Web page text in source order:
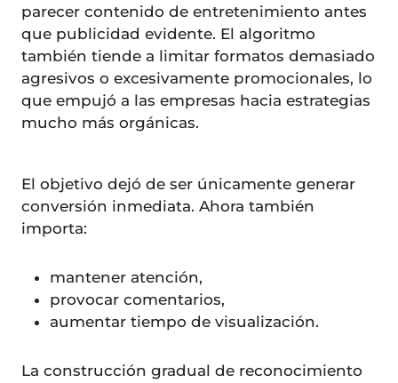
parecer contenido de entretenimiento antes
que publicidad evidente. El algoritmo
también tiende a limitar formatos demasiado
agresivos o excesivamente promocionales, lo
que empujó a las empresas hacia estrategias
mucho más orgánicas.
El objetivo dejó de ser únicamente generar
conversión inmediata. Ahora también
importa:
mantener atención,
provocar comentarios,
aumentar tiempo de visualización.
La construcción gradual de reconocimiento